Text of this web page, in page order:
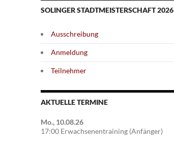
SOLINGER STADTMEISTERSCHAFT 2026
Ausschreibung
Anmeldung
Teilnehmer
AKTUELLE TERMINE
Mo., 10.08.26
17:00 Erwachsenentraining (Anfänger)